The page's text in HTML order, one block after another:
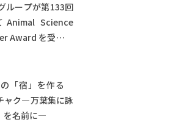
8507 三重県津市栗真町屋町1577
キャンパスマップ
保護者の方へ
Facebook YouTube
ループが第133回
Science
Award を受賞し
の「宿」を作る
ャク―万葉集に詠
を名前に―